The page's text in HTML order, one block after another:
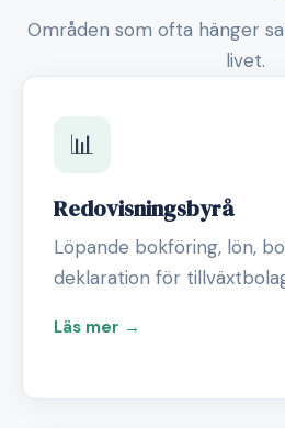
Områden som ofta hänger
livet.
📊
Redovisningsbyrå
Löpande bokföring, lön,
deklaration för
Läs mer →